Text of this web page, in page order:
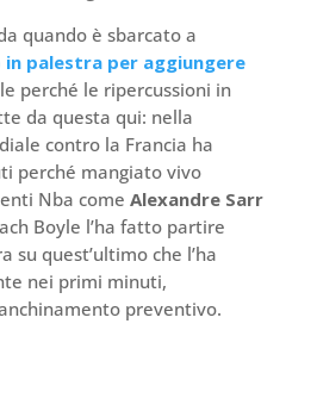
quando è sbarcato a
in palestra per aggiungere
perché le ripercussioni in
da questa qui: nella
contro la Francia ha
perché mangiato vivo
Nba come Alexandre Sarr
Boyle l’ha fatto partire
su quest’ultimo che l’ha
nei primi minuti,
preventivo.